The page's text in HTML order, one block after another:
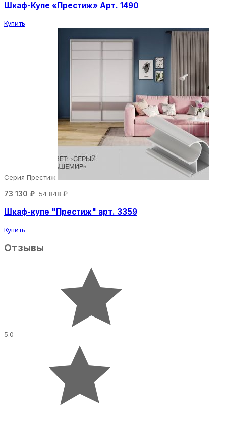
Шкаф-Купе «Престиж» Арт. 1490
Купить
Серия Престиж
73 130 ₽ 54 848 ₽
Шкаф-купе "Престиж" арт. 3359
Купить
Отзывы
5.0